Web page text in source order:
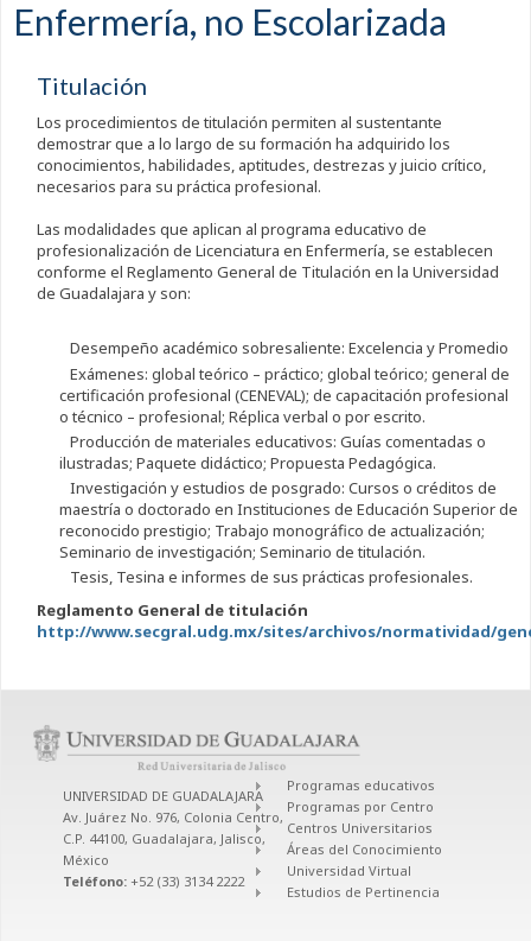
Enfermería, no Escolarizada
Titulación
Los procedimientos de titulación permiten al sustentante
demostrar que a lo largo de su formación ha adquirido los
conocimientos, habilidades, aptitudes, destrezas y juicio crítico,
necesarios para su práctica profesional.
Las modalidades que aplican al programa educativo de
profesionalización de Licenciatura en Enfermería, se establecen
conforme el Reglamento General de Titulación en la Universidad
de Guadalajara y son:
Desempeño académico sobresaliente: Excelencia y Promedio
Exámenes: global teórico – práctico; global teórico; general de
certificación profesional (CENEVAL); de capacitación profesional
o técnico – profesional; Réplica verbal o por escrito.
Producción de materiales educativos: Guías comentadas o
ilustradas; Paquete didáctico; Propuesta Pedagógica.
Investigación y estudios de posgrado: Cursos o créditos de
maestría o doctorado en Instituciones de Educación Superior de
reconocido prestigio; Trabajo monográfico de actualización;
Seminario de investigación; Seminario de titulación.
Tesis, Tesina e informes de sus prácticas profesionales.
Reglamento General de titulación
http://www.secgral.udg.mx/sites/archivos/normatividad/
UNIVERSIDAD DE GUADALAJARA
Av. Juárez No. 976, Colonia Centro,
C.P. 44100, Guadalajara, Jalisco,
México
Teléfono: +52 (33) 3134 2222
Programas educativos
Programas por Centro
Centros Universitarios
Áreas del Conocimiento
Universidad Virtual
Estudios de Pertinencia